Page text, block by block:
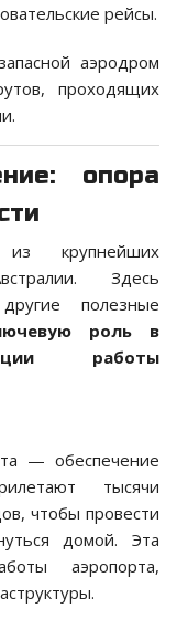
рейсы.
аэродром
проходящих
опора
крупнейших
Здесь
полезные
роль в
работы
— обеспечение
тысячи
чтобы провести
домой. Эта
аэропорта,